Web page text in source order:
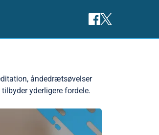
åndedrætsøvelser
yderligere fordele.